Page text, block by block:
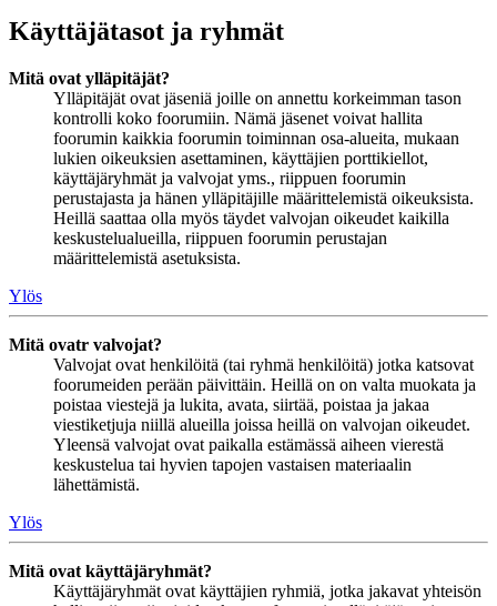
Käyttäjätasot ja ryhmät
Mitä ovat ylläpitäjät?
Ylläpitäjät ovat jäseniä joille on annettu korkeimman tason
kontrolli koko foorumiin. Nämä jäsenet voivat hallita
foorumin kaikkia foorumin toiminnan osa-alueita, mukaan
lukien oikeuksien asettaminen, käyttäjien porttikiellot,
käyttäjäryhmät ja valvojat yms., riippuen foorumin
perustajasta ja hänen ylläpitäjille määrittelemistä oikeuksista.
Heillä saattaa olla myös täydet valvojan oikeudet kaikilla
keskustelualueilla, riippuen foorumin perustajan
määrittelemistä asetuksista.
Ylös
Mitä ovatr valvojat?
Valvojat ovat henkilöitä (tai ryhmä henkilöitä) jotka katsovat
foorumeiden perään päivittäin. Heillä on on valta muokata ja
poistaa viestejä ja lukita, avata, siirtää, poistaa ja jakaa
viestiketjuja niillä alueilla joissa heillä on valvojan oikeudet.
Yleensä valvojat ovat paikalla estämässä aiheen vierestä
keskustelua tai hyvien tapojen vastaisen materiaalin
lähettämistä.
Ylös
Mitä ovat käyttäjäryhmät?
Käyttäjäryhmät ovat käyttäjien ryhmiä, jotka jakavat yhteisön